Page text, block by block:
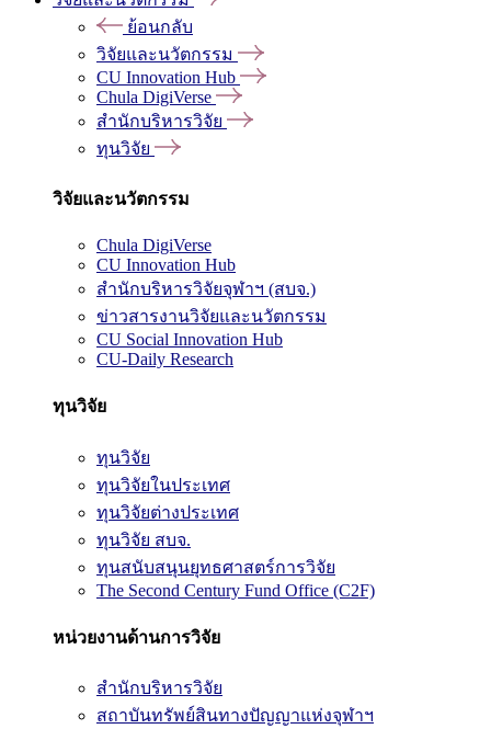
ย้อนกลับ
วิจัยและนวัตกรรม
CU Innovation Hub
Chula DigiVerse
สำนักบริหารวิจัย
ทุนวิจัย
วิจัยและนวัตกรรม
Chula DigiVerse
CU Innovation Hub
สำนักบริหารวิจัยจุฬาฯ (สบจ.)
ข่าวสารงานวิจัยและนวัตกรรม
CU Social Innovation Hub
CU-Daily Research
ทุนวิจัย
ทุนวิจัย
ทุนวิจัยในประเทศ
ทุนวิจัยต่างประเทศ
ทุนวิจัย สบจ.
ทุนสนับสนุนยุทธศาสตร์การวิจัย
The Second Century Fund Office (C2F)
หน่วยงานด้านการวิจัย
สำนักบริหารวิจัย
สถาบันทรัพย์สินทางปัญญาแห่งจุฬาฯ